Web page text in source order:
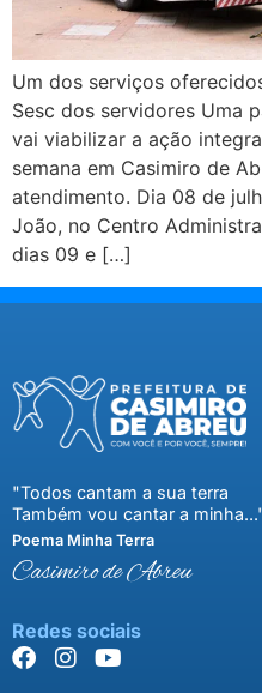
Um dos serviços
Sesc dos servidores Uma
vai viabilizar a ação
semana em Casimiro de
atendimento. Dia 08 de
João, no Centro
dias 09 e […]
"Todos cantam a sua terra
Também vou cantar a
Poema Minha Terra
Casimiro de Abreu
Redes sociais